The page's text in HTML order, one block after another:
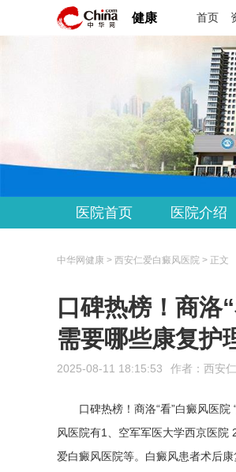
健康 首页
医院首页 医院介绍
中华网健康 > 西安仁爱白癜风医院 > 正文
口碑热榜！商洛
需要哪些康复护
2025-08-11 18:15:53 作者： 西安
口碑热榜！商洛“看”白癜风医
风医院有1、空军军医大学西京医院
爱白癜风医院等。白癜风患者术后